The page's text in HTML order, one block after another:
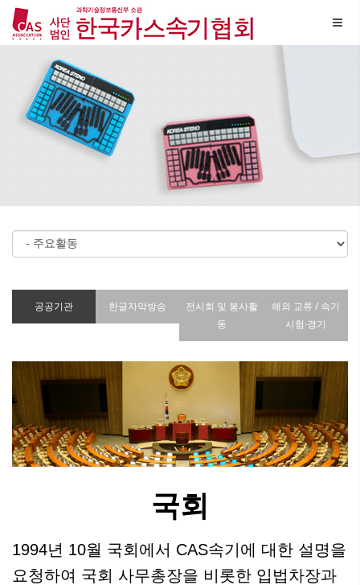
메뉴 건너뛰기
공공기관 한글자막방송
전시회 및 봉사활
동
해외 교류 / 속기
시험·경기
국회
1994년 10월 국회에서 CAS속기에 대한 설명을
요청하여 국회 사무총장을 비롯한 입법차장과